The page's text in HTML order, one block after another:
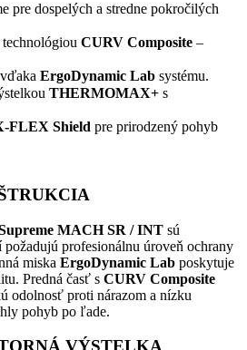
pre dospelých a stredne pokročilých
CURV Composite –
ErgoDynamic Lab systému.
THERMOMAX+ s
FLEX Shield pre prirodzený pohyb
MACH SR / INT sú
profesionálnu úroveň ochrany
miska ErgoDynamic Lab poskytuje
Predná časť s CURV Composite
odolnosť proti nárazom a nízku
pohyb po ľade.
VÝSTELKA